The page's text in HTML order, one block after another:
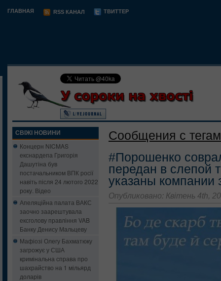
ГЛАВНАЯ RSS КАНАЛ ТВИТТЕР
СВІЖІ НОВИНИ
Концерн NICMAS
екснардепа Григорія
Дашутіна був
постачальником ВПК росії
навіть після 24 лютого 2022
року. Відео
Апеляційна палата ВАКС
заочно заарештувала
ексголову правління VAB
Банку Денису Мальцеву
Мафіозі Олегу Бахматюку
загрожує у США
кримінальна справа про
шахрайство на 1 мільярд
доларів
Сообщения с
#Порошенко
передан в слепой
указаны компании
Опубликовано: Квітень 4th,